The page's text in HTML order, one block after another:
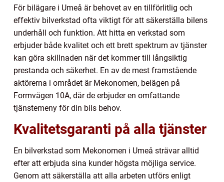
För bilägare i Umeå är behovet av en tillförlitlig och
effektiv bilverkstad ofta viktigt för att säkerställa bilens
underhåll och funktion. Att hitta en verkstad som
erbjuder både kvalitet och ett brett spektrum av tjänster
kan göra skillnaden när det kommer till långsiktig
prestanda och säkerhet. En av de mest framstående
aktörerna i området är Mekonomen, belägen på
Formvägen 10A, där de erbjuder en omfattande
tjänstemeny för din bils behov.
Kvalitetsgaranti på alla tjänster
En bilverkstad som Mekonomen i Umeå strävar alltid
efter att erbjuda sina kunder högsta möjliga service.
Genom att säkerställa att alla arbeten utförs enligt